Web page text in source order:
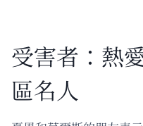
受害者：熱
區名人